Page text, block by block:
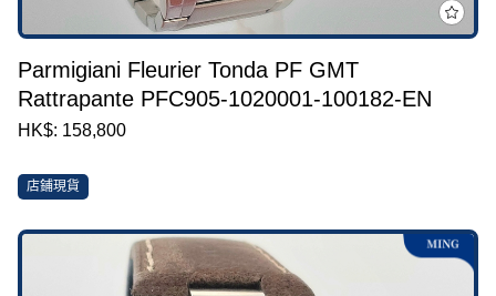
Parmigiani Fleurier Tonda PF GMT
Rattrapante PFC905-1020001-100182-EN
HK$: 158,800
店鋪現貨